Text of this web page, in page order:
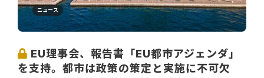
ニュース
EU理事会、報告書「EU都市アジェンダ」
を支持。都市は政策の策定と実施に不可欠